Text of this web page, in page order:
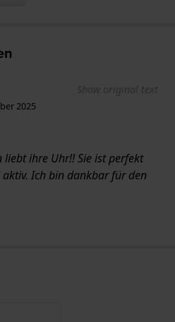
Show original text
2025
liebt ihre Uhr!! Sie ist perfekt
Ich bin dankbar für den